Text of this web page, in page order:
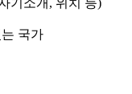
기소개, 위치 등)
국가